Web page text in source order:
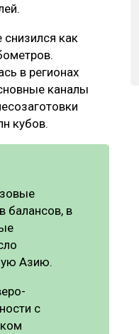
как
в регионах
каналы
кубов.
балансов, в
Азию.
с